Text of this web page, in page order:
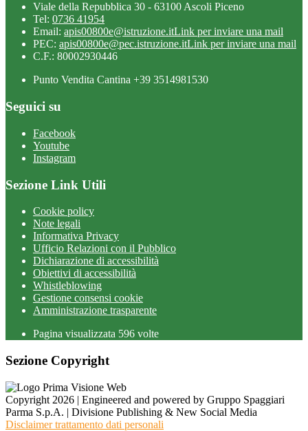
Viale della Repubblica 30 - 63100 Ascoli Piceno
Tel: 0736 41954
Email: apis00800e@istruzione.itLink per inviare una mail
PEC: apis00800e@pec.istruzione.itLink per inviare una mail
C.F.: 80002930446
Punto Vendita Cantina +39 3514981530
Seguici su
Facebook
Youtube
Instagram
Sezione Link Utili
Cookie policy
Note legali
Informativa Privacy
Ufficio Relazioni con il Pubblico
Dichiarazione di accessibilità
Obiettivi di accessibilità
Whistleblowing
Gestione consensi cookie
Amministrazione trasparente
Pagina visualizzata 596 volte
Sezione Copyright
Copyright 2026 | Engineered and powered by Gruppo Spaggiari
Parma S.p.A. | Divisione Publishing & New Social Media
Disclaimer trattamento dati personali